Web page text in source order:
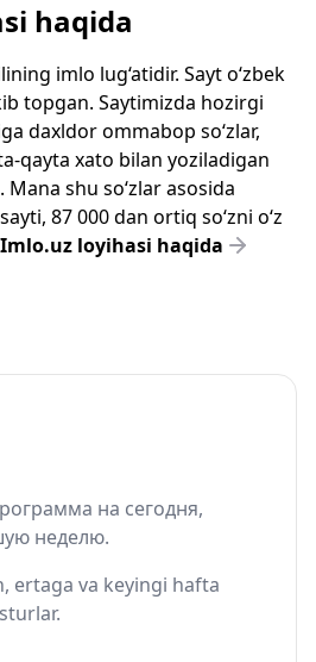
haqida
imlo lug‘atidir. Sayt o‘zbek
topgan. Saytimizda hozirgi
daxldor ommabop so‘zlar,
qayta xato bilan yoziladigan
shu so‘zlar asosida
87 000 dan ortiq so‘zni o‘z
loyihasi haqida
на сегодня,
неделю.
ertaga va keyingi hafta